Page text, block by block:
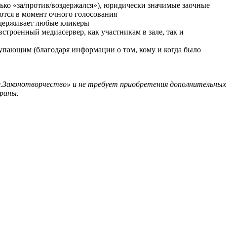
«за/против/воздержался»), юридически значимые заочные
в момент очного голосования
любые кликеры
медиасервер, как участникам в зале, так и
(благодаря информации о том, кому и когда было
и не требует приобретения дополнительных